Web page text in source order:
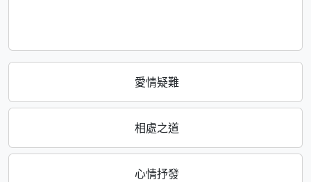
愛情疑難
相處之道
心情抒發